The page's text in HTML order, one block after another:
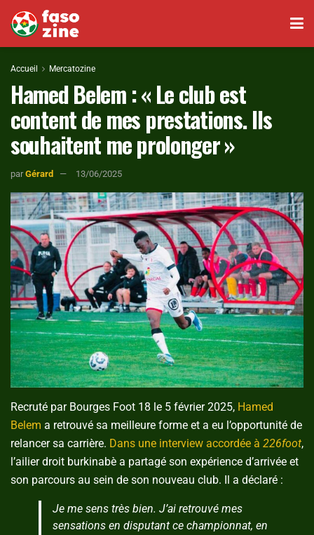
Accueil Mercatozine
Hamed Belem : « Le club est
content de mes prestations. Ils
souhaitent me prolonger »
par Gérard 13/06/2025
Recruté par Bourges Foot 18 le 5 février 2025, Hamed
Belem a retrouvé sa meilleure forme et a eu l’opportunité de
relancer sa carrière. Dans une interview accordée à 226foot,
l’ailier droit burkinabè a partagé son expérience d’arrivée et
son parcours au sein de son nouveau club. Il a déclaré :
Je me sens très bien. J’ai retrouvé mes
sensations en disputant ce championnat, en